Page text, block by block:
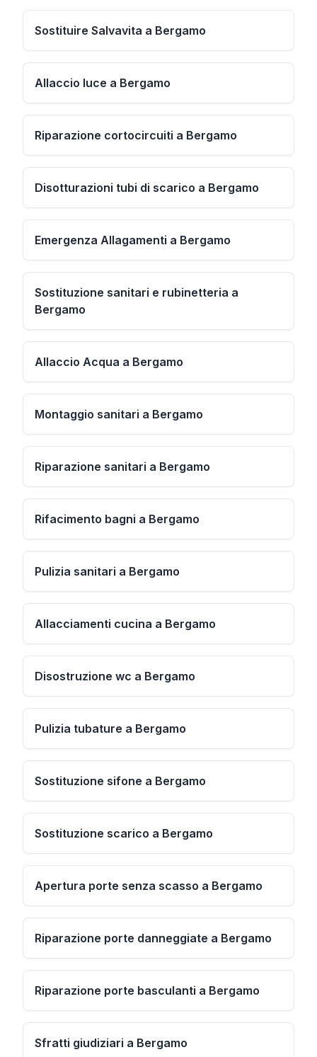
Sostituire Salvavita a Bergamo
Allaccio luce a Bergamo
Riparazione cortocircuiti a Bergamo
Disotturazioni tubi di scarico a Bergamo
Emergenza Allagamenti a Bergamo
Sostituzione sanitari e rubinetteria a
Bergamo
Allaccio Acqua a Bergamo
Montaggio sanitari a Bergamo
Riparazione sanitari a Bergamo
Rifacimento bagni a Bergamo
Pulizia sanitari a Bergamo
Allacciamenti cucina a Bergamo
Disostruzione wc a Bergamo
Pulizia tubature a Bergamo
Sostituzione sifone a Bergamo
Sostituzione scarico a Bergamo
Apertura porte senza scasso a Bergamo
Riparazione porte danneggiate a Bergamo
Riparazione porte basculanti a Bergamo
Sfratti giudiziari a Bergamo